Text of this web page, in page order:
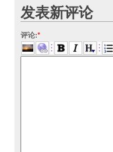
发表新评论
评论:*